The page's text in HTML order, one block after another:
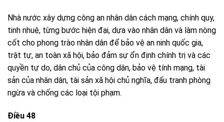
Nhà nước xây dựng công an nhân dân cách mạng, chính quy,
tinh nhuệ, từng bước hiện đại, dựa vào nhân dân và làm nòng
cốt cho phong trào nhân dân để bảo vệ an ninh quốc gia,
trật tự, an toàn xã hội, bảo đảm sự ổn định chính trị và các
quyền tự do, dân chủ của công dân, bảo vệ tính mạng, tài
sản của nhân dân, tài sản xã hội chủ nghĩa, đấu tranh phòng
ngừa và chống các loại tội phạm.
Điều 48